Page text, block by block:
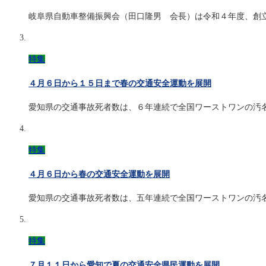
岐阜県自動車整備振興会（田口隆男 会長）は令和４年度、創
特集
４月６日から１５日まで春の交通安全運動を展開
愛知県の交通事故死者数は、６年連続で全国ワーストワンの汚
特集
４月６日から春の交通安全運動を展開
愛知県の交通事故死者数は、五年連続で全国ワーストワンの汚
特集